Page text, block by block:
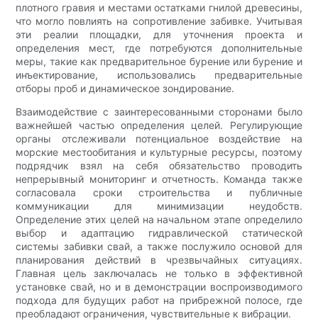
плотного гравия и местами остатками гнилой древесины,
что могло повлиять на сопротивление забивке. Учитывая
эти реалии площадки, для уточнения проекта и
определения мест, где потребуются дополнительные
меры, такие как предварительное бурение или бурение и
инъектирование, использовались предварительные
отборы проб и динамическое зондирование.
Взаимодействие с заинтересованными сторонами было
важнейшей частью определения целей. Регулирующие
органы отслеживали потенциальное воздействие на
морские местообитания и культурные ресурсы, поэтому
подрядчик взял на себя обязательство проводить
непрерывный мониторинг и отчетность. Команда также
согласовала сроки строительства и публичные
коммуникации для минимизации неудобств.
Определение этих целей на начальном этапе определило
выбор и адаптацию гидравлической статической
системы забивки свай, а также послужило основой для
планирования действий в чрезвычайных ситуациях.
Главная цель заключалась не только в эффективной
установке свай, но и в демонстрации воспроизводимого
подхода для будущих работ на прибрежной полосе, где
преобладают ограничения, чувствительные к вибрации.